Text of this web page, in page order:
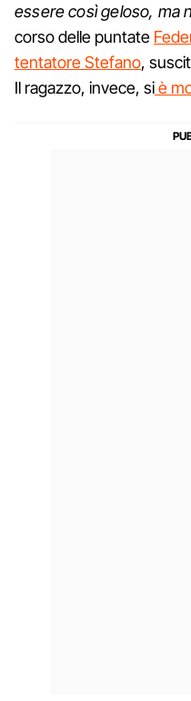
essere così geloso, ma
corso delle puntate
tentatore Stefano,
Il ragazzo, invece, siè